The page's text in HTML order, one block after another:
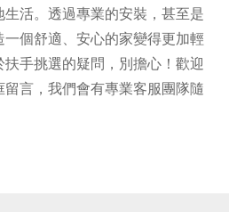
活。透過專業的安裝，甚至是
個舒適、安心的家變得更加輕
手挑選的疑問，別擔心！歡迎
言，我們會有專業客服團隊隨